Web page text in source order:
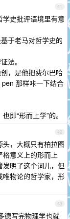
41
史批评语境里有意
于老马对哲学史的
法。
，是他把费尔巴哈
那样咔一下结合
即“形而上学”的。
42
，大概只有柏拉图
意义上的形而上
明了这个词儿，但
物论的哲学家，形
43
德写完物理学也就